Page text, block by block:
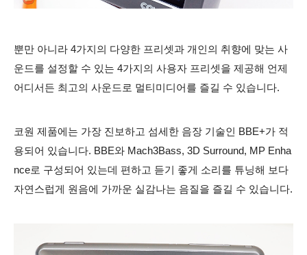
뿐만 아니라 4가지의 다양한 프리셋과 개인의 취향에 맞는 사
운드를 설정할 수 있는 4가지의 사용자 프리셋을 제공해 언제
어디서든 최고의 사운드로 멀티미디어를 즐길 수 있습니다.
코원 제품에는 가장 진보하고 섬세한 음장 기술인 BBE+가 적
용되어 있습니다. BBE와 Mach3Bass, 3D Surround, MP Enha
nce로 구성되어 있는데 편하고 듣기 좋게 소리를 튜닝해 보다
자연스럽게 원음에 가까운 실감나는 음질을 즐길 수 있습니다.